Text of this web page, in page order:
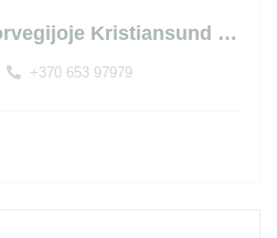
Darbas Staliams Norvegijoje Kristiansund mieste!
+370 653 97979